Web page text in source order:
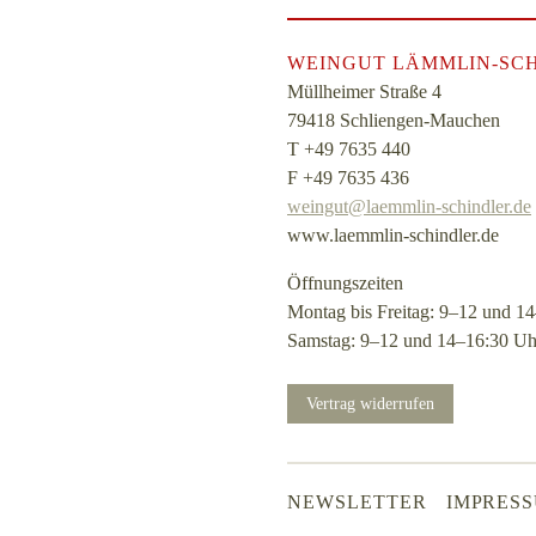
WEINGUT LÄMMLIN-
Müllheimer Straße 4
79418 Schliengen-Mauchen
T +49 7635 440
F +49 7635 436
weingut@laemmlin-schindler.de
www.laemmlin-schindler.de
Öffnungszeiten
Montag bis Freitag: 9–12 und
Samstag: 9–12 und 14–16:30
Vertrag widerrufen
NEWSLETTER